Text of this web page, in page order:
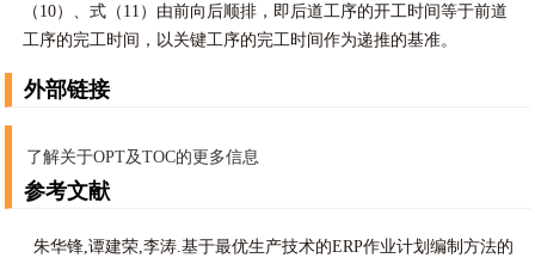
（10）、式（11）由前向后顺排，即后道工序的开工时间等于前道
工序的完工时间，以关键工序的完工时间作为递推的基准。
外部链接
了解关于OPT及TOC的更多信息
参考文献
朱华锋,谭建荣,李涛.基于最优生产技术的ERP作业计划编制方法的